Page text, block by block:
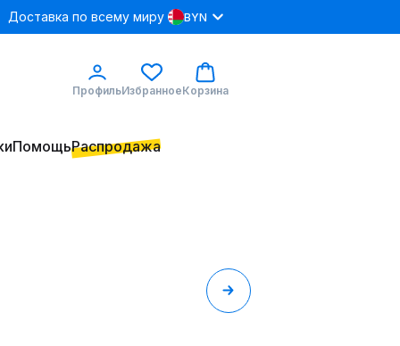
Доставка по всему миру BYN
ПрофильИзбранноеКорзина
ПомощьРаспродажа